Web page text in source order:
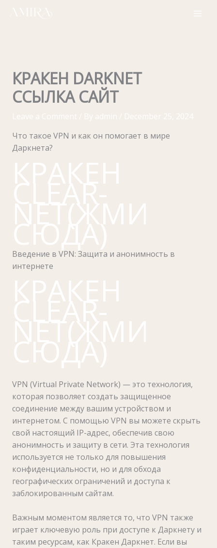
КРАКЕН DARKNET
ССЫЛКА САЙТ
Что такое VPN и как он помогает в мире
Даркнета?
Введение в VPN: Защита и анонимность в
интернете
VPN (Virtual Private Network) — это технология,
которая позволяет создать защищенное
соединение между вашим устройством и
интернетом. С помощью VPN вы можете скрыть
свой настоящий IP-адрес, обеспечив свою
анонимность и защиту в сети. Эта технология
используется не только для повышения
конфиденциальности, но и для обхода
географических ограничений и доступа к
заблокированным сайтам.
Важным моментом является то, что VPN также
играет ключевую роль при доступе к Даркнету и
таким ресурсам, как Кракен Даркнет. Если вы